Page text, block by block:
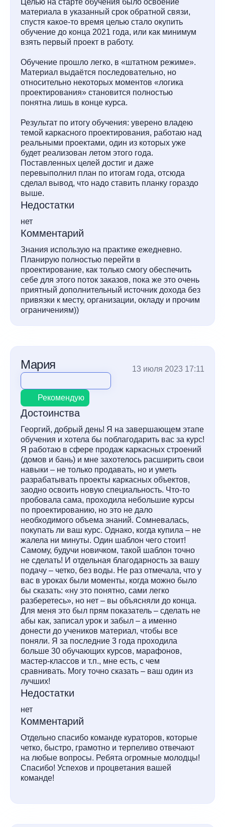
Целью на старте обучения было освоение
материала в указанный срок обратной связи,
спустя какое-то время целью стало окупить
обучение до конца 2021 года, или как минимум
взять первый проект в работу.
Обучение прошло легко, в «штатном режиме».
Материал выдаётся последовательно, но
относительно некоторых моментов «логика
проектирования» становится полностью
понятна лишь в конце курса.
Результат по итогу обучения: уверено владею
темой каркасного проектирования, работаю над
реальными проектами, один из которых уже
будет реализован летом этого года.
Поставленных целей достиг и даже
перевыполнил план по итогам года, отсюда
сделал вывод, что надо ставить планку гораздо
выше.
Недостатки
нет
Комментарий
Знания использую на практике ежедневно.
Планирую полностью перейти в
проектирование, как только смогу обеспечить
себе для этого поток заказов, пока же это очень
приятный дополнительный источник дохода без
привязки к месту, организации, окладу и прочим
ограничениям))
Мария 13 июля 2023 17:11
Рекомендую
Достоинства
Георгий, добрый день! Я на завершающем этапе
обучения и хотела бы поблагодарить вас за курс!
Я работаю в сфере продаж каркасных строений
(домов и бань) и мне захотелось расширить свои
навыки – не только продавать, но и уметь
разрабатывать проекты каркасных объектов,
заодно освоить новую специальность. Что-то
пробовала сама, проходила небольшие курсы
по проектированию, но это не дало
необходимого объема знаний. Сомневалась,
покупать ли ваш курс. Однако, когда купила – не
жалела ни минуты. Один шаблон чего стоит!
Самому, будучи новичком, такой шаблон точно
не сделать! И отдельная благодарность за вашу
подачу – четко, без воды. Не раз отмечала, что у
вас в уроках были моменты, когда можно было
бы сказать: «ну это понятно, сами легко
разберетесь», но нет – вы объясняли до конца.
Для меня это был прям показатель – сделать не
абы как, записал урок и забыл – а именно
донести до учеников материал, чтобы все
поняли. Я за последние 3 года проходила
больше 30 обучающих курсов, марафонов,
мастер-классов и т.п., мне есть, с чем
сравнивать. Могу точно сказать – ваш один из
лучших!
Недостатки
нет
Комментарий
Отдельно спасибо команде кураторов, которые
четко, быстро, грамотно и терпеливо отвечают
на любые вопросы. Ребята огромные молодцы!
Спасибо! Успехов и процветания вашей
команде!